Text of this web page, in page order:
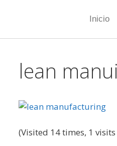
Inicio
lean
(Visited 14 times, 1